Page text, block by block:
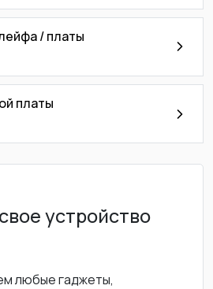
/ платы
платы
устройство
любые гаджеты,